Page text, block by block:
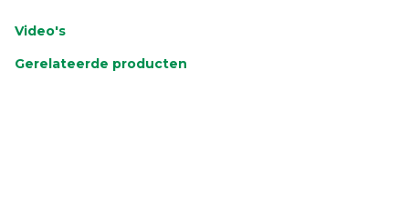
Video's
Gerelateerde producten